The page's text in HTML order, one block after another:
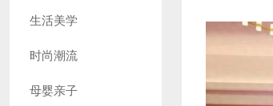
生活美学
时尚潮流
母婴亲子